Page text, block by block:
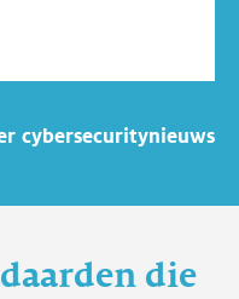
cybersecuritynieuws
die